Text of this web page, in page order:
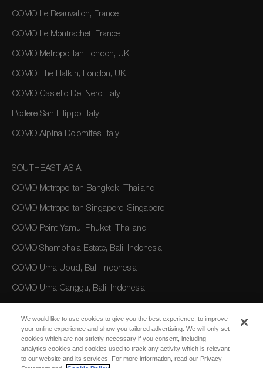
COMO Le Beauvallon, France
COMO Le Montrachet, France
COMO Metropolitan London, UK
COMO The Halkin, London, UK
COMO Castello Del Nero, Italy
Podere San Filippo, Italy
COMO Alpina Dolomites, Italy
SOUTHEAST ASIA
COMO Metropolitan Bangkok, Thailand
COMO Metropolitan Singapore, Singapore
COMO Point Yamu, Phuket, Thailand
COMO Shambhala Estate, Bali, Indonesia
COMO Uma Ubud, Bali, Indonesia
COMO Uma Canggu, Bali, Indonesia
AMERICAS
COMO Parrot Cay, Turks and Caicos
We would like to use cookies to give you the best experience, to improve
your online experience and show you tailored advertising. We will only set
cookies which are not strictly necessary if you consent, including
analytics cookies and cookies used to track any activity which is relevant
to our website and its services. For more information, read our Privacy